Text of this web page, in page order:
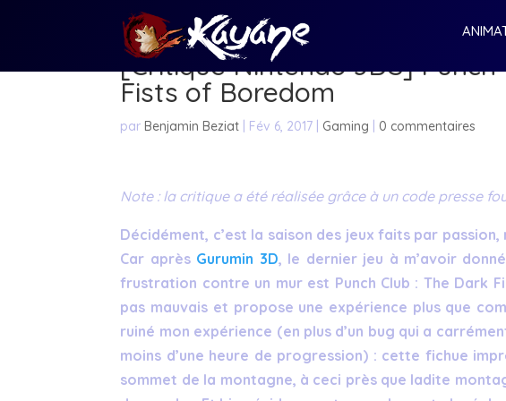
[Critique Nintendo 3DS] Punch
Fists of Boredom
parBenjamin Beziat Fév 6, 2017 Gaming 0 commentaires
Note : la critique a été réalisée grâce à un code presse
Décidément, c’est la saison des jeux faits par
Car après Gurumin 3D, le dernier jeu à m’avoir
frustration contre un mur est Punch Club : The Dark
pas mauvais et propose une expérience plus que
ruiné mon expérience (en plus d’un bug qui a
moins d’une heure de progression) : cette fichue
sommet de la montagne, à ceci près que ladite